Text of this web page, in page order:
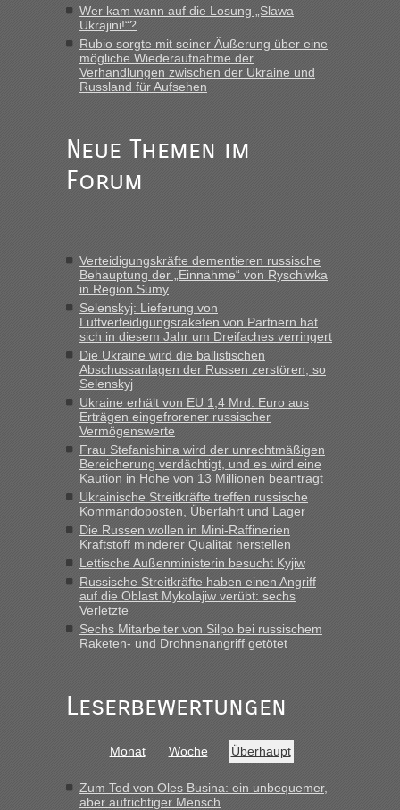
Grenzübergang zwischen Polen und der Ukraine geht es am
schnellsten?
„Wir sind mit unserem Wohnmobil, wie geplant am Montag
15.6. in Krakovets rüber. Sehr zeitig los gegen 5 Uhr in der
Früh. Mit sehr sehr wenig Verkehr, super bis zur Grenze. Nur
Berichte und Reisetipps • Re: An welchem
Grenzübergang zwischen Polen und der Ukraine geht es am
schnellsten?
Bernd D-UAinBerichte und Reisetipps • Re: An welchem
Grenzübergang zwischen Polen und der Ukraine geht es am
schnellsten?
„Bin am Montag 15.6.26 um 8 Uhr in Urgyniw ausgereist,
das erste Mal an einem Montagmorgen ca. 15 Fahrzeuge
vor mir, bin sonst der Erste oder Zweite, egal, nach ca 20
Minuten wurde dann die nächste Welle...“
Berichte und Reisetipps • Re: An welchem
Grenzübergang zwischen Polen und der Ukraine geht es am
schnellsten?
„Derzeit, ist es überall sehr voll an den Grenzen Ukraine/
Polen. Zb. Krakovets 100 PKW ca. 10 h Wartezeit. Wollen
Montag rüber, versuchen es sehr früh.“
Wer kam wann auf die Losung „Slawa
Ukrajini!“?
Rubio sorgte mit seiner Äußerung über eine
mögliche Wiederaufnahme der
Verhandlungen zwischen der Ukraine und
Russland für Aufsehen
Neue Themen im
Forum
Verteidigungskräfte dementieren russische
Behauptung der „Einnahme“ von Ryschiwka
in Region Sumy
Selenskyj: Lieferung von
Luftverteidigungsraketen von Partnern hat
sich in diesem Jahr um Dreifaches verringert
Die Ukraine wird die ballistischen
Abschussanlagen der Russen zerstören, so
Selenskyj
Ukraine erhält von EU 1,4 Mrd. Euro aus
Erträgen eingefrorener russischer
Vermögenswerte
Frau Stefanishina wird der unrechtmäßigen
Bereicherung verdächtigt, und es wird eine
Kaution in Höhe von 13 Millionen beantragt
Ukrainische Streitkräfte treffen russische
Kommandoposten, Überfahrt und Lager
Die Russen wollen in Mini-Raffinerien
Kraftstoff minderer Qualität herstellen
Lettische Außenministerin besucht Kyjiw
Russische Streitkräfte haben einen Angriff
auf die Oblast Mykolajiw verübt: sechs
Verletzte
Sechs Mitarbeiter von Silpo bei russischem
Raketen- und Drohnenangriff getötet
Leserbewertungen
Monat Woche Überhaupt
Zum Tod von Oles Busina: ein unbequemer,
aber aufrichtiger Mensch